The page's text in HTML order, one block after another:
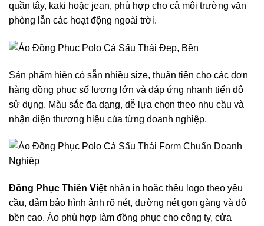
quần tây, kaki hoặc jean, phù hợp cho cả môi trường văn
phòng lẫn các hoạt động ngoài trời.
Sản phẩm hiện có sẵn nhiều size, thuận tiện cho các đơn
hàng đồng phục số lượng lớn và đáp ứng nhanh tiến độ
sử dụng. Màu sắc đa dạng, dễ lựa chọn theo nhu cầu và
nhận diện thương hiệu của từng doanh nghiệp.
Đồng Phục Thiên Việt nhận in hoặc thêu logo theo yêu
cầu, đảm bảo hình ảnh rõ nét, đường nét gọn gàng và độ
bền cao. Áo phù hợp làm đồng phục cho công ty, cửa